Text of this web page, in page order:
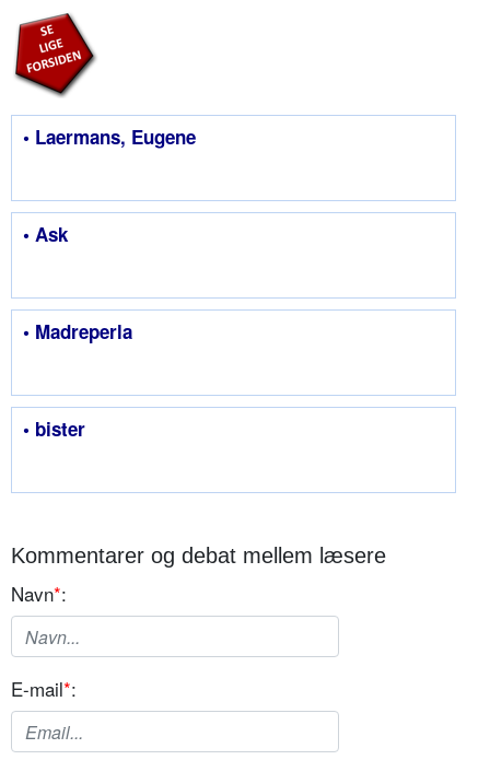
• Laermans, Eugene
• Ask
• Madreperla
• bister
Kommentarer og debat mellem læsere
Navn*:
E-mail*: